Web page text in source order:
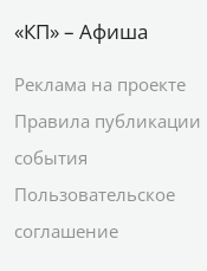
«КП» – Афиша
Реклама на проекте
Правила публикации
события
Пользовательское
соглашение